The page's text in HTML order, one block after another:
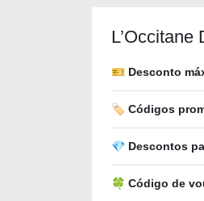
🎫 Desconto
🏷️ Códigos
💎 Descontos
🍀 Código de